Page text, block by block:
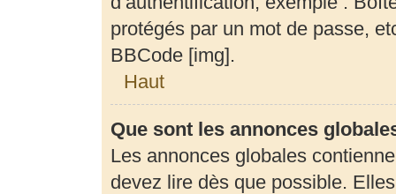
protégés par un mot de passe,
BBCode [img].
Haut
Que sont les annonces
Les annonces globales
devez lire dès que possible.